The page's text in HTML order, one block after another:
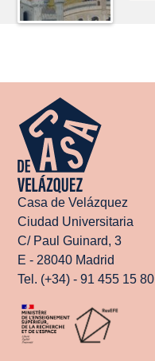
Casa de Velázquez
Ciudad Universitaria
C/ Paul Guinard, 3
E - 28040 Madrid
Tel. (+34) - 91 455 15 80